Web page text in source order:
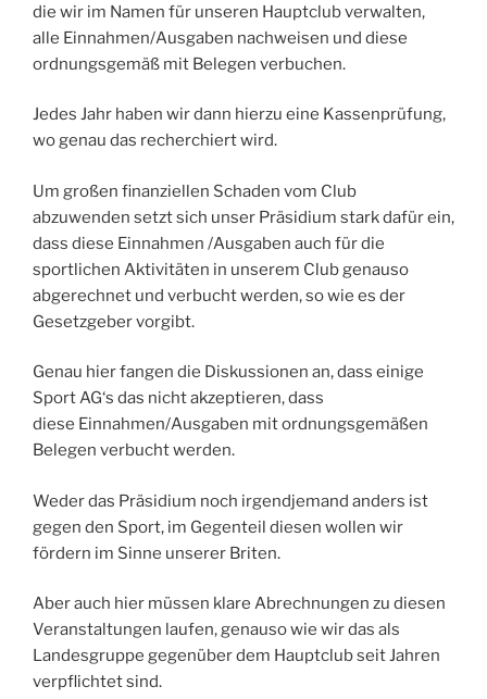
die wir im Namen für unseren Hauptclub verwalten,
alle Einnahmen/Ausgaben nachweisen und diese
ordnungsgemäß mit Belegen verbuchen.
Jedes Jahr haben wir dann hierzu eine Kassenprüfung,
wo genau das recherchiert wird.
Um großen finanziellen Schaden vom Club
abzuwenden setzt sich unser Präsidium stark dafür ein,
dass diese Einnahmen /Ausgaben auch für die
sportlichen Aktivitäten in unserem Club genauso
abgerechnet und verbucht werden, so wie es der
Gesetzgeber vorgibt.
Genau hier fangen die Diskussionen an, dass einige
Sport AG‘s das nicht akzeptieren, dass
diese Einnahmen/Ausgaben mit ordnungsgemäßen
Belegen verbucht werden.
Weder das Präsidium noch irgendjemand anders ist
gegen den Sport, im Gegenteil diesen wollen wir
fördern im Sinne unserer Briten.
Aber auch hier müssen klare Abrechnungen zu diesen
Veranstaltungen laufen, genauso wie wir das als
Landesgruppe gegenüber dem Hauptclub seit Jahren
verpflichtet sind.